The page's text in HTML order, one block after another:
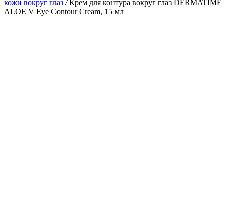
кожи вокруг глаз / Крем для контура вокруг глаз DERMATIME
ALOE V Eye Contour Cream, 15 мл